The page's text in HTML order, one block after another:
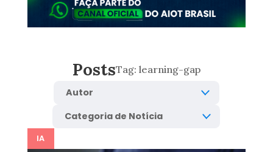
PostsTag: learning-gap
IA